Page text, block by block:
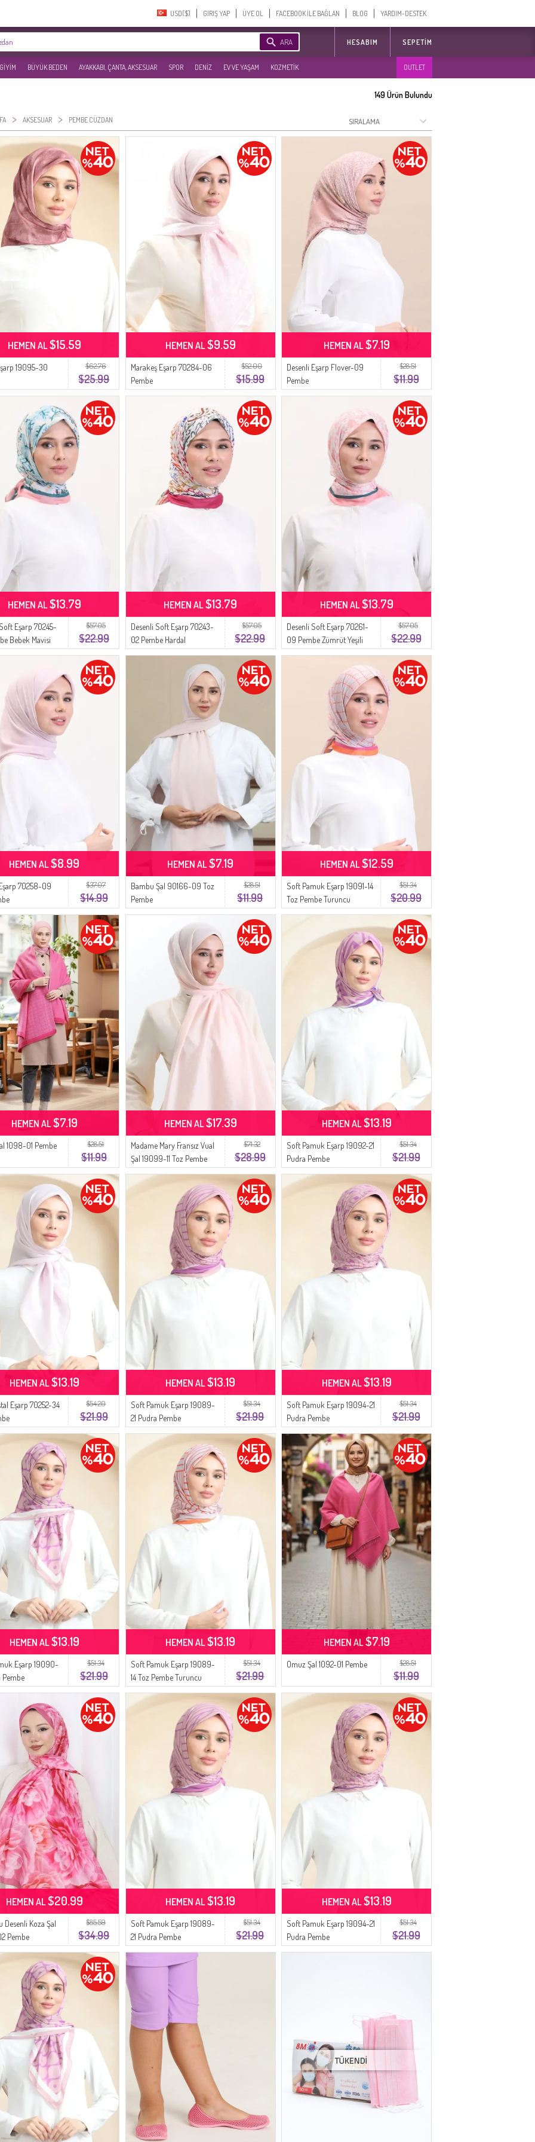
USD($)‎ GIRIŞ YAP ÜYE OL FACEBOOK İLE BAĞLAN BLOG YARDIM-DESTEK
ARA HESABIM SEPETIM
BÜYÜK BEDEN AYAKKABI, ÇANTA, AKSESUAR SPOR DENİZ EV VE YAŞAM KOZMETİK OUTLET
149Ürün Bulundu
> AKSESUAR > PEMBE CÜZDAN
$62.76
$25.99
19095-30
HEMEN AL$15.59
$52.00
$15.99
Marakeş Eşarp 70284-06
Pembe
HEMEN AL$9.59
$28.51
$11.99
Desenli Eşarp Flover-09
Pembe
HEMEN AL$7.19
$57.05
$22.99
Eşarp 70245-
Bebek Mavisi
HEMEN AL$13.79
$57.05
$22.99
Desenli Soft Eşarp 70243-
02 Pembe Hardal
HEMEN AL$13.79
$57.05
$22.99
Desenli Soft Eşarp 70261-
09 Pembe Zümrüt Yeşili
HEMEN AL$13.79
$37.07
$14.99
70258-09
HEMEN AL$8.99
$28.51
$11.99
Bambu Şal 90166-09 Toz
Pembe
HEMEN AL$7.19
$51.34
$20.99
Soft Pamuk Eşarp 19091-14
Toz Pembe Turuncu
HEMEN AL$12.59
$28.51
$11.99
1098-01 Pembe
HEMEN AL$7.19
$71.32
$28.99
Madame Mary Fransız Vual
Şal 19099-11 Toz Pembe
HEMEN AL$17.39
$51.34
$21.99
Soft Pamuk Eşarp 19092-21
Pudra Pembe
HEMEN AL$13.19
$54.20
$21.99
Eşarp 70252-34
HEMEN AL$13.19
$51.34
$21.99
Soft Pamuk Eşarp 19089-
21 Pudra Pembe
HEMEN AL$13.19
$51.34
$21.99
Soft Pamuk Eşarp 19094-21
Pudra Pembe
HEMEN AL$13.19
$51.34
$21.99
Eşarp 19090-
Pembe
HEMEN AL$13.19
$51.34
$21.99
Soft Pamuk Eşarp 19089-
14 Toz Pembe Turuncu
HEMEN AL$13.19
$28.51
$11.99
Omuz Şal 1092-01 Pembe
HEMEN AL$7.19
$85.59
$34.99
Desenli Koza Şal
Pembe
HEMEN AL$20.99
$51.34
$21.99
Soft Pamuk Eşarp 19089-
21 Pudra Pembe
HEMEN AL$13.19
$51.34
$21.99
Soft Pamuk Eşarp 19094-21
Pudra Pembe
HEMEN AL$13.19